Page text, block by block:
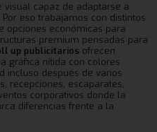
visual capaz de adaptarse a
eso trabajamos con distintos
opciones económicas para
premium pensadas para
up publicitarios ofrecen
gráfica nítida con colores
incluso después de varios
recepciones, escaparates,
corporativos donde la
diferencias frente a la